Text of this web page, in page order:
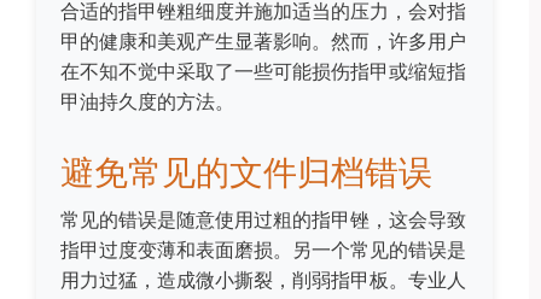
合适的指甲锉粗细度并施加适当的压力，会对指
甲的健康和美观产生显著影响。然而，许多用户
在不知不觉中采取了一些可能损伤指甲或缩短指
甲油持久度的方法。
避免常见的文件归档错误
常见的错误是随意使用过粗的指甲锉，这会导致
指甲过度变薄和表面磨损。另一个常见的错误是
用力过猛，造成微小撕裂，削弱指甲板。专业人